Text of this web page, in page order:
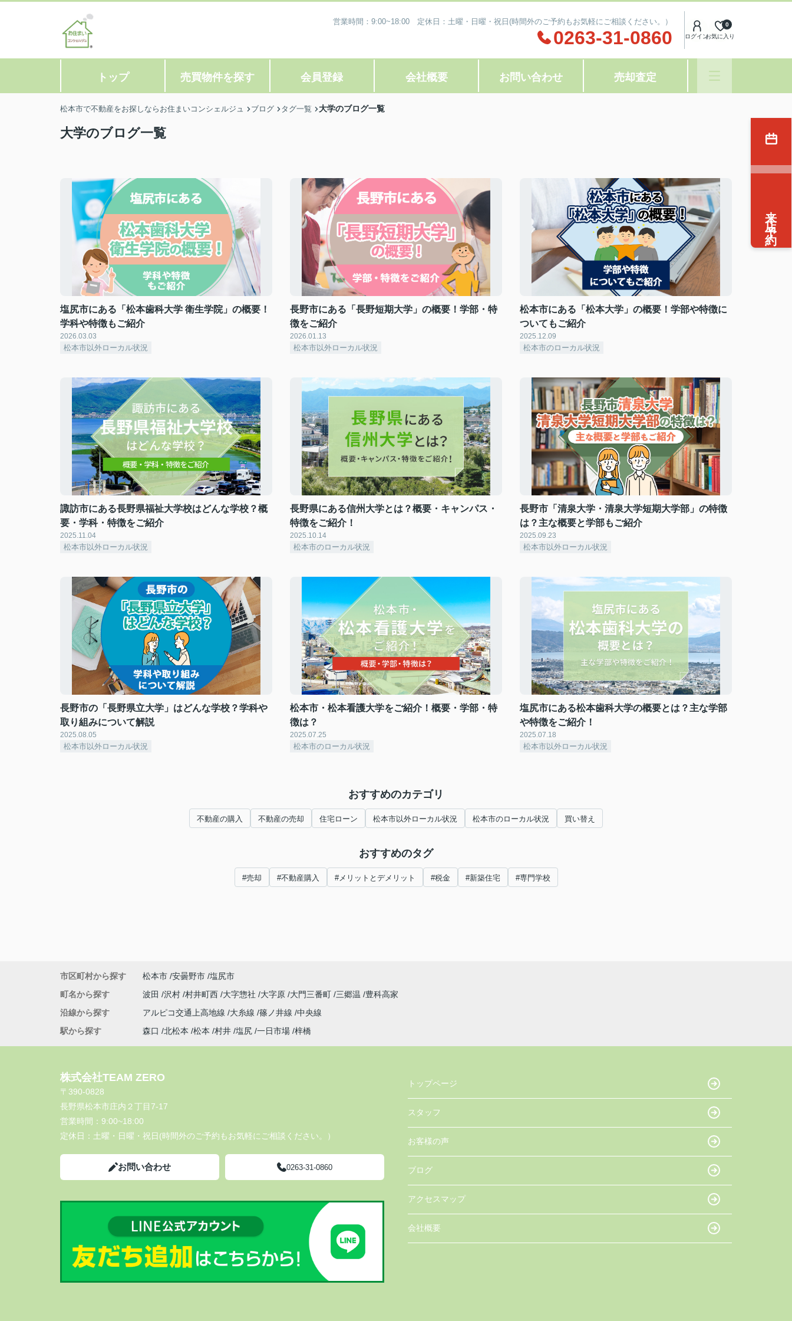
営業時間：9:00~18:00 定休日：土曜・日曜・祝日(時間外のご予約もお気軽にご相談ください。）
0263-31-0860 ログインお気に入り
0
トップ 売買物件を探す 会員登録 会社概要 お問い合わせ 売却査定
松本市で不動産をお探しならお住まいコンシェルジュ ブログ タグ一覧 大学のブログ一覧
大学のブログ一覧
塩尻市にある「松本歯科大学 衛生学院」の概要！
学科や特徴もご紹介
2026.03.03
松本市以外ローカル状況
長野市にある「長野短期大学」の概要！学部・特
徴をご紹介
2026.01.13
松本市以外ローカル状況
松本市にある「松本大学」の概要！学部や特徴に
ついてもご紹介
2025.12.09
松本市のローカル状況
諏訪市にある長野県福祉大学校はどんな学校？概
要・学科・特徴をご紹介
2025.11.04
松本市以外ローカル状況
長野県にある信州大学とは？概要・キャンパス・
特徴をご紹介！
2025.10.14
松本市のローカル状況
長野市「清泉大学・清泉大学短期大学部」の特徴
は？主な概要と学部もご紹介
2025.09.23
松本市以外ローカル状況
長野市の「長野県立大学」はどんな学校？学科や
取り組みについて解説
2025.08.05
松本市以外ローカル状況
松本市・松本看護大学をご紹介！概要・学部・特
徴は？
2025.07.25
松本市のローカル状況
塩尻市にある松本歯科大学の概要とは？主な学部
や特徴をご紹介！
2025.07.18
松本市以外ローカル状況
おすすめのカテゴリ
不動産の購入 不動産の売却 住宅ローン 松本市以外ローカル状況 松本市のローカル状況 買い替え
おすすめのタグ
#売却 #不動産購入 #メリットとデメリット #税金 #新築住宅 #専門学校
来店予約
市区町村から探す 松本市 安曇野市 塩尻市
町名から探す
波田 沢村 村井町西 大字惣社 大字原 大門三番町 三郷温
豊科高家
沿線から探す
アルピコ交通上高地線 大糸線 篠ノ井線 中央線
駅から探す
森口 北松本 松本 村井 塩尻 一日市場 梓橋
株式会社TEAM ZERO
〒390-0828
長野県松本市庄内２丁目7-17
営業時間： 9:00~18:00
定休日： 土曜・日曜・祝日(時間外のご予約もお気軽にご相談ください。）
お問い合わせ 0263-31-0860
トップページ
スタッフ
お客様の声
ブログ
アクセスマップ
会社概要